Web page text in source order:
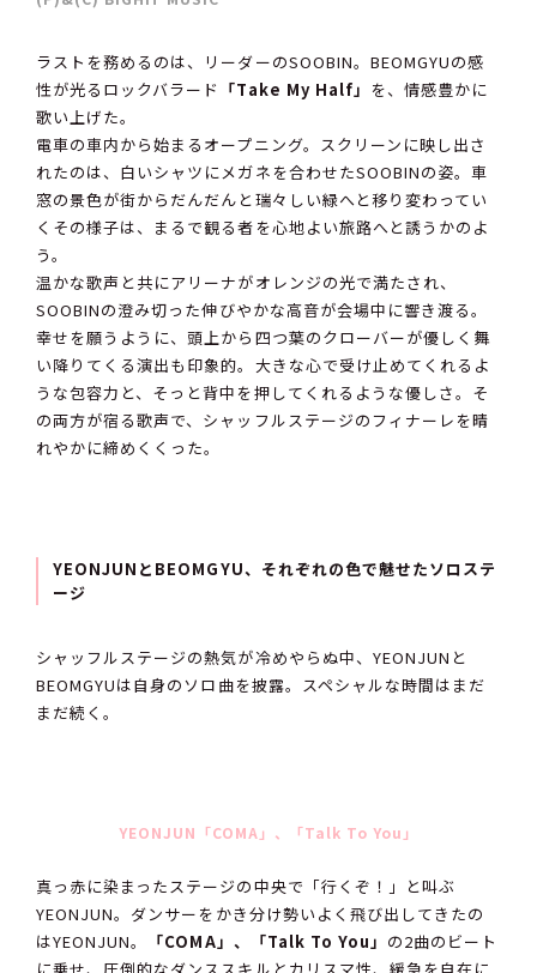
ラストを務めるのは、リーダーのSOOBIN。BEOMGYUの感
性が光るロックバラード 「Take My Half」 を、情感豊かに
歌い上げた。
電車の車内から始まるオープニング。スクリーンに映し出さ
れたのは、白いシャツにメガネを合わせたSOOBINの姿。車
窓の景色が街からだんだんと瑞々しい緑へと移り変わってい
くその様子は、まるで観る者を心地よい旅路へと誘うかのよ
う。
温かな歌声と共にアリーナがオレンジの光で満たされ、
SOOBINの澄み切った伸びやかな高音が会場中に響き渡る。
幸せを願うように、頭上から四つ葉のクローバーが優しく舞
い降りてくる演出も印象的。大きな心で受け止めてくれるよ
うな包容力と、そっと背中を押してくれるような優しさ。そ
の両方が宿る歌声で、シャッフルステージのフィナーレを晴
れやかに締めくくった。
YEONJUNとBEOMGYU、それぞれの色で魅せたソロステ
ージ
シャッフルステージの熱気が冷めやらぬ中、YEONJUNと
BEOMGYUは自身のソロ曲を披露。スペシャルな時間はまだ
まだ続く。
YEONJUN 「COMA」、「Talk To You」
真っ赤に染まったステージの中央で「行くぞ！」と叫ぶ
YEONJUN。ダンサーをかき分け勢いよく飛び出してきたの
はYEONJUN。
「COMA」、「Talk To You」 の2曲のビート